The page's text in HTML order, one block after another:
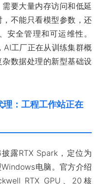
要大量内存访问和低延
不能只看模型参数，还
安全管理和可运维性。
AI工厂正在从训练集群概
数据处理的新型基础设
理：工程工作站正在
露RTX Spark，定位为
电脑。官方介绍
RTX GPU、20核